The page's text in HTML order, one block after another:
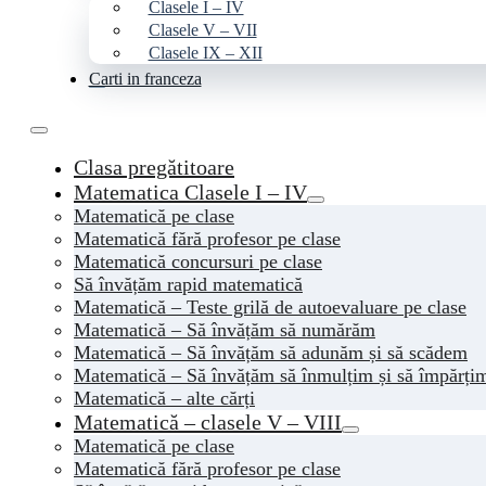
Clasele I – IV
Clasele V – VII
Clasele IX – XII
Carti in franceza
Clasa pregătitoare
Matematica Clasele I – IV
Matematică pe clase
Matematică fără profesor pe clase
Matematică concursuri pe clase
Să învățăm rapid matematică
Matematică – Teste grilă de autoevaluare pe clase
Matematică – Să învățăm să numărăm
Matematică – Să învățăm să adunăm și să scădem
Matematică – Să învățăm să înmulțim și să
Matematică – alte cărți
Matematică – clasele V – VIII
Matematică pe clase
Matematică fără profesor pe clase